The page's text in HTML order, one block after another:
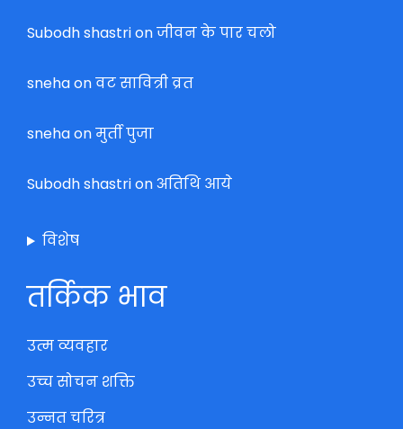
Subodh shastrionजीवन के पार चलो
snehaonवट सावित्री व्रत
snehaonमुर्ती पुजा
Subodh shastrionअतिथि आये
विशेष
तर्किक भाव
उत्म व्यवहार
उच्च सोचन शक्ति
उन्नत चरित्र